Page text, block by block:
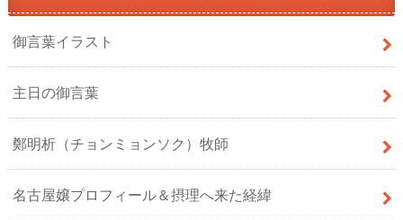
御言葉イラスト
主日の御言葉
鄭明析（チョンミョンソク）牧師
名古屋嬢プロフィール＆摂理へ来た経緯